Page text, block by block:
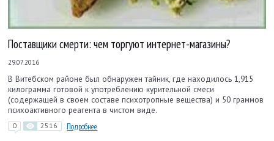
Поставщики смерти: чем торгуют интернет-магазины?
29.07.2016
В Витебском районе был обнаружен тайник, где находилось 1,915
килограмма готовой к употреблению курительной смеси
(содержащей в своем составе психотропные вещества) и 50 граммов
психоактивного реагента в чистом виде.
0 2516 Подробнее